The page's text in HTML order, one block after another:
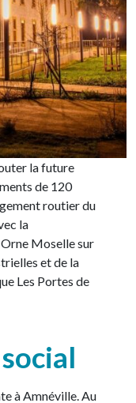
la future
de 120
routier du
la
Moselle sur
et de la
Les Portes de
à Amnéville. Au